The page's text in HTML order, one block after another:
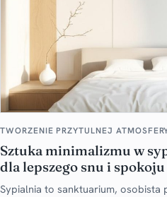
TWORZENIE PRZYTULNEJ
Sztuka minimalizmu w
dla lepszego snu i spokoju
Sypialnia to sanktuarium, osobista